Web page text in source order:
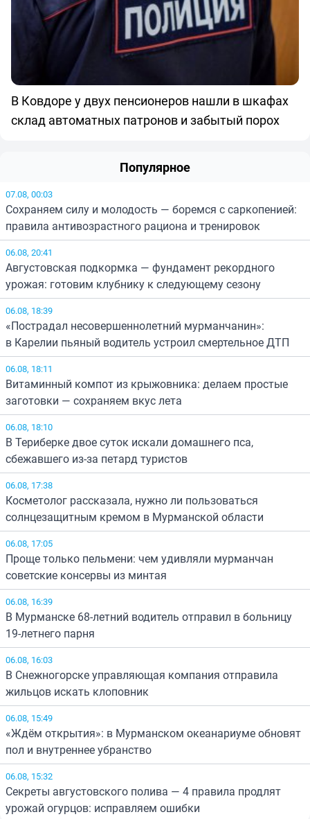
В Ковдоре у двух пенсионеров нашли в шкафах
склад автоматных патронов и забытый порох
Популярное
07.08, 00:03
Сохраняем силу и молодость — боремся с саркопенией:
правила антивозрастного рациона и тренировок
06.08, 20:41
Августовская подкормка — фундамент рекордного
урожая: готовим клубнику к следующему сезону
06.08, 18:39
«Пострадал несовершеннолетний мурманчанин»:
в Карелии пьяный водитель устроил смертельное ДТП
06.08, 18:11
Витаминный компот из крыжовника: делаем простые
заготовки — сохраняем вкус лета
06.08, 18:10
В Териберке двое суток искали домашнего пса,
сбежавшего из-за петард туристов
06.08, 17:38
Косметолог рассказала, нужно ли пользоваться
солнцезащитным кремом в Мурманской области
06.08, 17:05
Проще только пельмени: чем удивляли мурманчан
советские консервы из минтая
06.08, 16:39
В Мурманске 68-летний водитель отправил в больницу
19-летнего парня
06.08, 16:03
В Снежногорске управляющая компания отправила
жильцов искать клоповник
06.08, 15:49
«Ждём открытия»: в Мурманском океанариуме обновят
пол и внутреннее убранство
06.08, 15:32
Секреты августовского полива — 4 правила продлят
урожай огурцов: исправляем ошибки